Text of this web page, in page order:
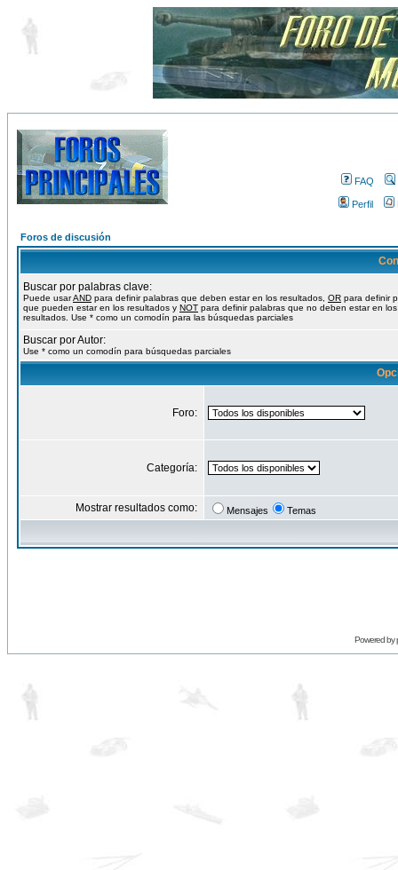
FAQ
Perfil
Foros de discusión
Buscar por palabras clave:
Puede usarAND para definir palabras que deben estar en los resultados, OR para definir
que pueden estar en los resultados y NOT para definir palabras que no deben estar en los
resultados. Use * como un comodín para las búsquedas parciales
Buscar por Autor:
Use * como un comodín para búsquedas parciales
Foro:
Categoría:
Mostrar resultados como: Mensajes Temas
Powered by